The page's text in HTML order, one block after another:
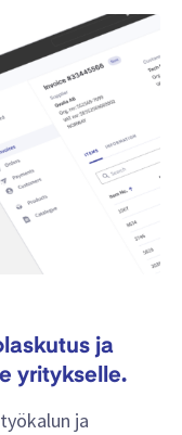
ja
yritykselle.
ja